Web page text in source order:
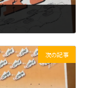
次の記事